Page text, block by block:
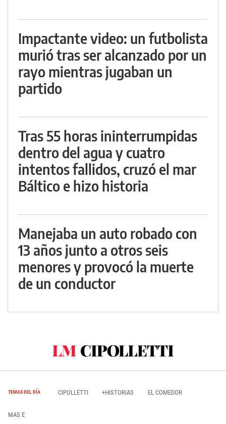
Impactante video: un futbolista
murió tras ser alcanzado por un
rayo mientras jugaban un
partido
Tras 55 horas ininterrumpidas
dentro del agua y cuatro
intentos fallidos, cruzó el mar
Báltico e hizo historia
Manejaba un auto robado con
13 años junto a otros seis
menores y provocó la muerte
de un conductor
TEMAS DEL DÍA CIPOLLETTI +HISTORIAS EL COMEDOR
MAS E